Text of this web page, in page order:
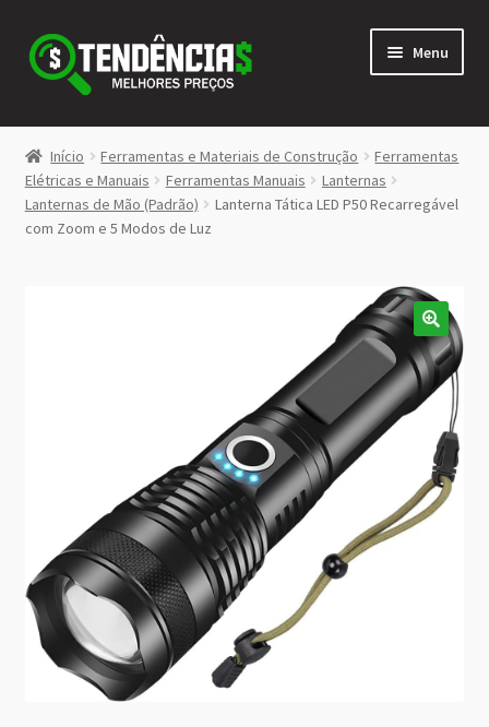
Pular
para
navegação
Pular
para
conteúdo
Menu
LOJA
<>
menu
Início Ferramentas e Materiais de Construção
Ferramentas
Elétricas e Manuais
Ferramentas Manuais
Lanternas
Lanternas de Mão (Padrão)
Lanterna Tática LED P50 Recarregável
com Zoom e 5 Modos de Luz